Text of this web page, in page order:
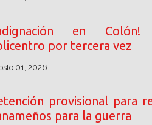
en Colón!
por tercera vez
01, 2026
provisional para
para la guerra